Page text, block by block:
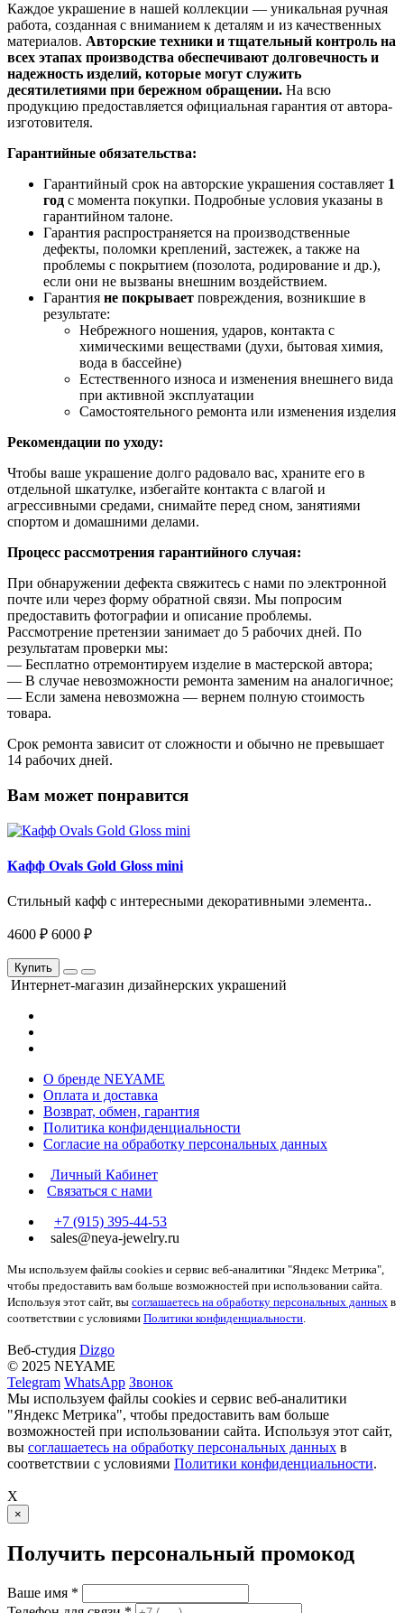
Каждое украшение в нашей коллекции — уникальная ручная
работа, созданная с вниманием к деталям и из качественных
материалов. Авторские техники и тщательный контроль на
всех этапах производства обеспечивают долговечность и
надежность изделий, которые могут служить
десятилетиями при бережном обращении. На всю
продукцию предоставляется официальная гарантия от автора-
изготовителя.
Гарантийные обязательства:
Гарантийный срок на авторские украшения составляет 1
год с момента покупки. Подробные условия указаны в
гарантийном талоне.
Гарантия распространяется на производственные
дефекты, поломки креплений, застежек, а также на
проблемы с покрытием (позолота, родирование и др.),
если они не вызваны внешним воздействием.
Гарантия не покрывает повреждения, возникшие в
результате:
Небрежного ношения, ударов, контакта с
химическими веществами (духи, бытовая химия,
вода в бассейне)
Естественного износа и изменения внешнего вида
при активной эксплуатации
Самостоятельного ремонта или изменения изделия
Рекомендации по уходу:
Чтобы ваше украшение долго радовало вас, храните его в
отдельной шкатулке, избегайте контакта с влагой и
агрессивными средами, снимайте перед сном, занятиями
спортом и домашними делами.
Процесс рассмотрения гарантийного случая:
При обнаружении дефекта свяжитесь с нами по электронной
почте или через форму обратной связи. Мы попросим
предоставить фотографии и описание проблемы.
Рассмотрение претензии занимает до 5 рабочих дней. По
результатам проверки мы:
— Бесплатно отремонтируем изделие в мастерской автора;
— В случае невозможности ремонта заменим на аналогичное;
— Если замена невозможна — вернем полную стоимость
товара.
Срок ремонта зависит от сложности и обычно не превышает
14 рабочих дней.
Вам может понравится
Кафф Ovals Gold Gloss mini
Стильный кафф с интересными декоративными элемента..
4600 ₽ 6000 ₽
Купить
Интернет-магазин дизайнерских украшений
О бренде NEYAME
Оплата и доставка
Возврат, обмен, гарантия
Политика конфиденциальности
Согласие на обработку персональных данных
Личный Кабинет
Связаться с нами
+7 (915) 395-44-53
sales@neya-jewelry.ru
Мы используем файлы cookies и сервис веб-аналитики "Яндекс Метрика",
чтобы предоставить вам больше возможностей при использовании сайта.
Используя этот сайт, вы соглашаетесь на обработку персональных данных в
соответствии с условиями Политики конфиденциальности.
Веб-студия Dizgo
© 2025 NEYAME
Telegram WhatsApp Звонок
Мы используем файлы cookies и сервис веб-аналитики
"Яндекс Метрика", чтобы предоставить вам больше
возможностей при использовании сайта. Используя этот сайт,
вы соглашаетесь на обработку персональных данных в
соответствии с условиями Политики конфиденциальности.
X
×
Получить персональный промокод
Ваше имя *